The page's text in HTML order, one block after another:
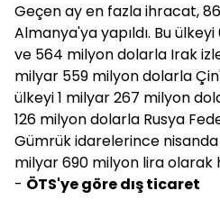
Geçen ay en fazla ihracat,
Almanya'ya yapıldı. Bu
ve 564 milyon dolarla Irak
milyar 559 milyon dolarla
ülkeyi 1 milyar 267 milyon
126 milyon dolarla Rusya
Gümrük idarelerince
milyar 690 milyon lira olarak
- ÖTS'ye göre dış ticaret